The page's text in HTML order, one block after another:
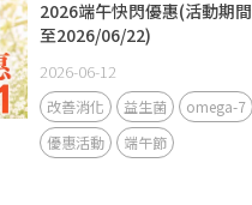
2026端午快閃優惠(活動期間
至2026/06/22)
2026-06-12
改善消化 益生菌
omega-7
優惠活動
端午節